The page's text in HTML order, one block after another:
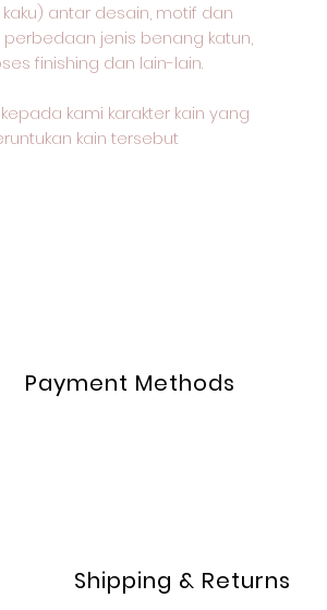
antar desain, motif dan
jenis benang katun,
finishing dan lain-lain.
kami karakter kain yang
kain tersebut
Payment Methods
Shipping & Returns